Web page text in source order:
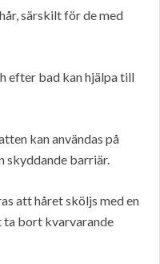
särskilt för de med
efter bad kan hjälpa till
kan användas på
skyddande barriär.
att håret sköljs med en
ta bort kvarvarande